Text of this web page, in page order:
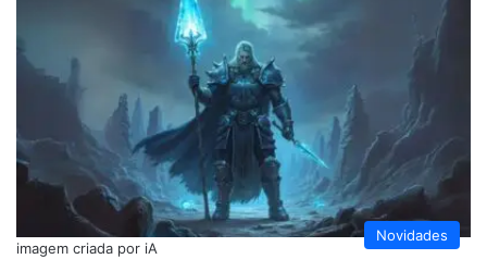
Novidades
imagem criada por iA